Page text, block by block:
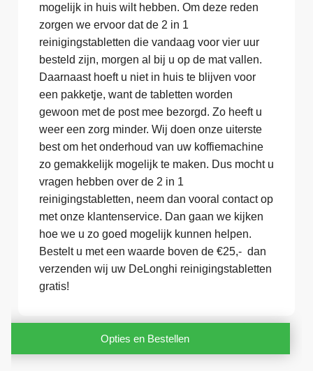
mogelijk in huis wilt hebben. Om deze reden
zorgen we ervoor dat de 2 in 1
reinigingstabletten die vandaag voor vier uur
besteld zijn, morgen al bij u op de mat vallen.
Daarnaast hoeft u niet in huis te blijven voor
een pakketje, want de tabletten worden
gewoon met de post mee bezorgd. Zo heeft u
weer een zorg minder. Wij doen onze uiterste
best om het onderhoud van uw koffiemachine
zo gemakkelijk mogelijk te maken. Dus mocht u
vragen hebben over de 2 in 1
reinigingstabletten, neem dan vooral contact op
met onze klantenservice. Dan gaan we kijken
hoe we u zo goed mogelijk kunnen helpen.
Bestelt u met een waarde boven de €25,- dan
verzenden wij uw DeLonghi reinigingstabletten
gratis!
Opties en Bestellen